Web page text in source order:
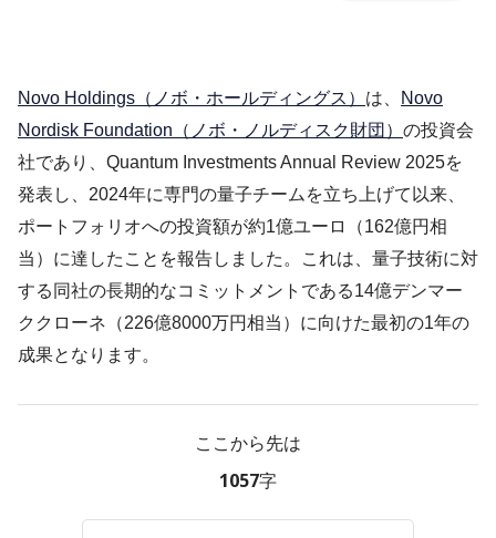
Novo Holdings（ノボ・ホールディングス） は、
Novo
Nordisk Foundation（ノボ・ノルディスク財団） の投資会
社であり、Quantum Investments Annual Review 2025を
発表し、2024年に専門の量子チームを立ち上げて以来、
ポートフォリオへの投資額が約1億ユーロ（162億円相
当）に達したことを報告しました。これは、量子技術に対
する同社の長期的なコミットメントである14億デンマー
ククローネ（226億8000万円相当）に向けた最初の1年の
成果となります。
ここから先は
1057字